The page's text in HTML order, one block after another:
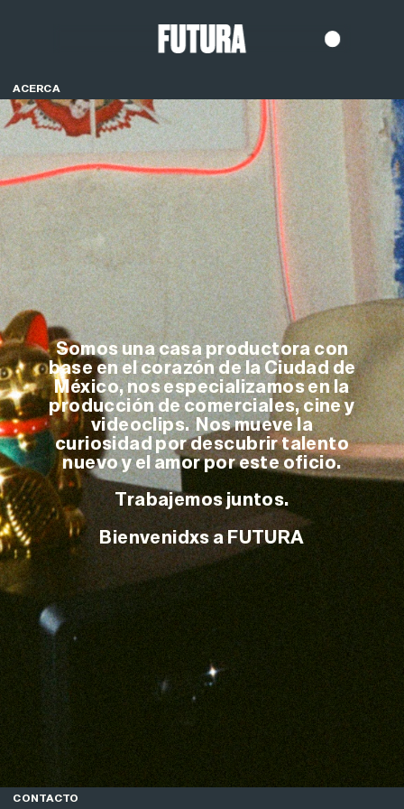
ACERCA
Somos una casa productora con
base en el corazón de la Ciudad de
México, nos especializamos en la
producción de comerciales, cine y
videoclips. Nos mueve la
curiosidad por descubrir talento
nuevo y el amor por este oficio.
Trabajemos juntos.
Bienvenidxs a FUTURA
CONTACTO